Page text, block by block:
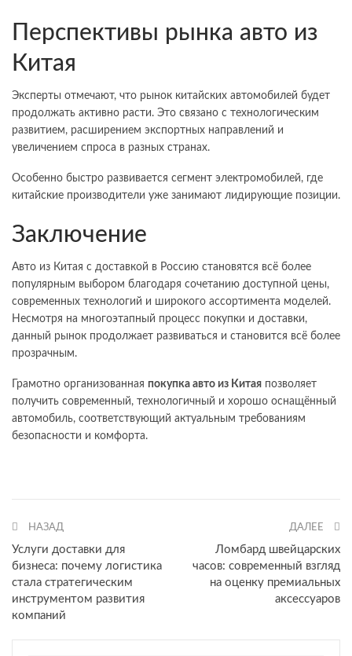
Перспективы рынка авто из
Китая
Эксперты отмечают, что рынок китайских автомобилей будет
продолжать активно расти. Это связано с технологическим
развитием, расширением экспортных направлений и
увеличением спроса в разных странах.
Особенно быстро развивается сегмент электромобилей, где
китайские производители уже занимают лидирующие позиции.
Заключение
Авто из Китая с доставкой в Россию становятся всё более
популярным выбором благодаря сочетанию доступной цены,
современных технологий и широкого ассортимента моделей.
Несмотря на многоэтапный процесс покупки и доставки,
данный рынок продолжает развиваться и становится всё более
прозрачным.
Грамотно организованная покупка авто из Китая позволяет
получить современный, технологичный и хорошо оснащённый
автомобиль, соответствующий актуальным требованиям
безопасности и комфорта.
НАЗАД
Услуги доставки для
бизнеса: почему логистика
стала стратегическим
инструментом развития
компаний
ДАЛЕЕ
Ломбард швейцарских
часов: современный взгляд
на оценку премиальных
аксессуаров